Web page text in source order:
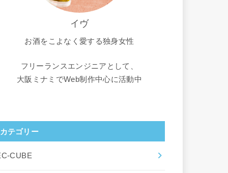
イヴ
お酒をこよなく愛する独身女性
フリーランスエンジニアとして、
大阪ミナミでWeb制作中心に活動中
カテゴリー
CUBE